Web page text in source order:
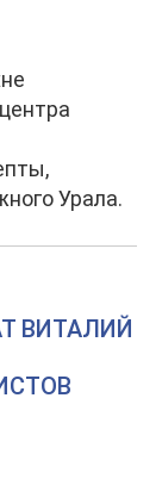
Урала.
ВИТАЛИЙ